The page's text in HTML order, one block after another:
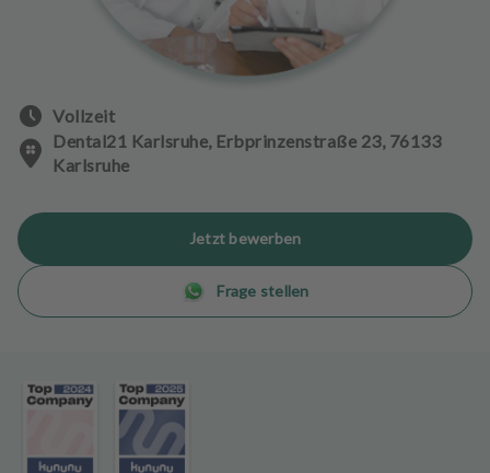
Vollzeit
Dental21 Karlsruhe, Erbprinzenstraße 23, 76133
Karlsruhe
Jetzt bewerben
Frage stellen